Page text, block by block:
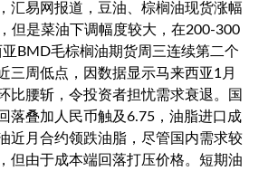
汇易网报道，豆油、棕榈油现货涨幅
但是菜油下调幅度较大，在200-300
BMD毛棕榈油期货周三连续第二个
三周低点，因数据显示马来西亚1月
比腰斩，令投资者担忧需求衰退。国
落叠加人民币触及6.75，油脂进口成
近月合约领跌油脂，尽管国内需求较
但由于成本端回落打压价格。短期油